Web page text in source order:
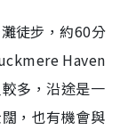
徒步，約60分
Haven
多，沿途是一
，也有機會與